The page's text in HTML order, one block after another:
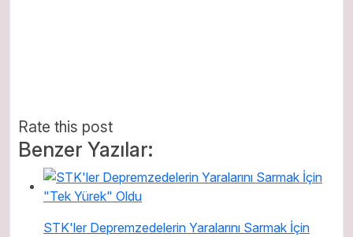
Rate this post
Benzer Yazılar:
STK'ler Depremzedelerin Yaralarını Sarmak İçin